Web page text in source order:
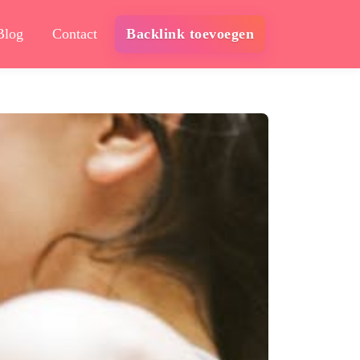
Contact Backlink toevoegen